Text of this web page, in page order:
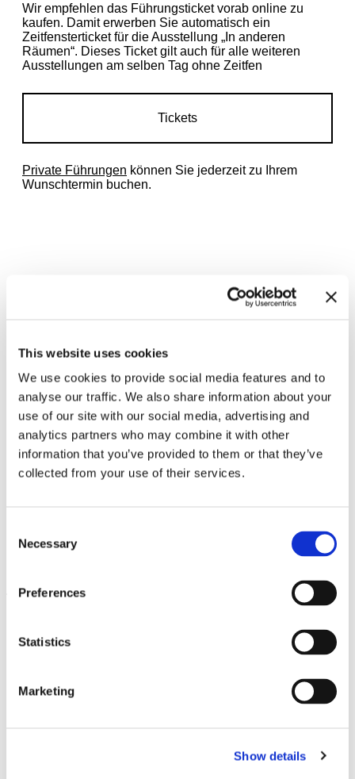
This website uses cookies
We use cookies to provide social media features and to
analyse our traffic. We also share information about your
use of our site with our social media, advertising and
analytics partners who may combine it with other
information that you’ve provided to them or that they’ve
collected from your use of their services.
Selection
Necessary
Preferences
Statistics
Marketing
Show details
Wir empfehlen das Führungsticket vorab online zu
kaufen. Damit erwerben Sie automatisch ein
Zeitfensterticket für die Ausstellung „In anderen
Räumen“. Dieses Ticket gilt auch für alle weiteren
Ausstellungen am selben Tag ohne Zeitfen
Tickets
Private Führungen können Sie jederzeit zu Ihrem
Wunschtermin buchen.
Environments von
Künstlerinnen 1956 – 1976
8.9.23 – 10.3.24
Leave this field empty
Abonnieren Sie unseren Newsletter
Bleiben Sie auf dem Laufenden und erfahren